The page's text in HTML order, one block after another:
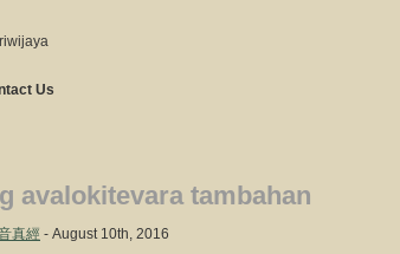
Us
avalokitevara tambahan
真經 - August 10th, 2016